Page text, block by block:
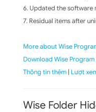
6. Updated the software
7. Residual items after
More about Wise
Download Wise
Thông tin thêm | Lượt
Wise Folder